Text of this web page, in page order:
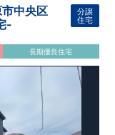
、
載
中央区
-
分譲
住宅
長期優良住宅